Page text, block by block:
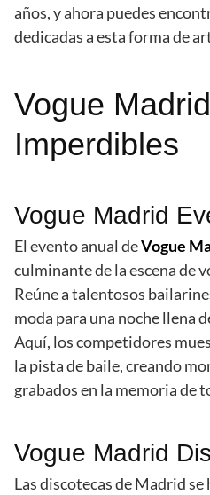
años, y ahora puedes
dedicadas a esta forma de
Vogue
Imperdibles
Vogue Madrid
El evento anual deVogue
culminante de la escena de
Reúne a talentosos
moda para una noche llena
Aquí, los competidores
la pista de baile, creando
grabados en la memoria de
Vogue Madrid
Las discotecas de Madrid